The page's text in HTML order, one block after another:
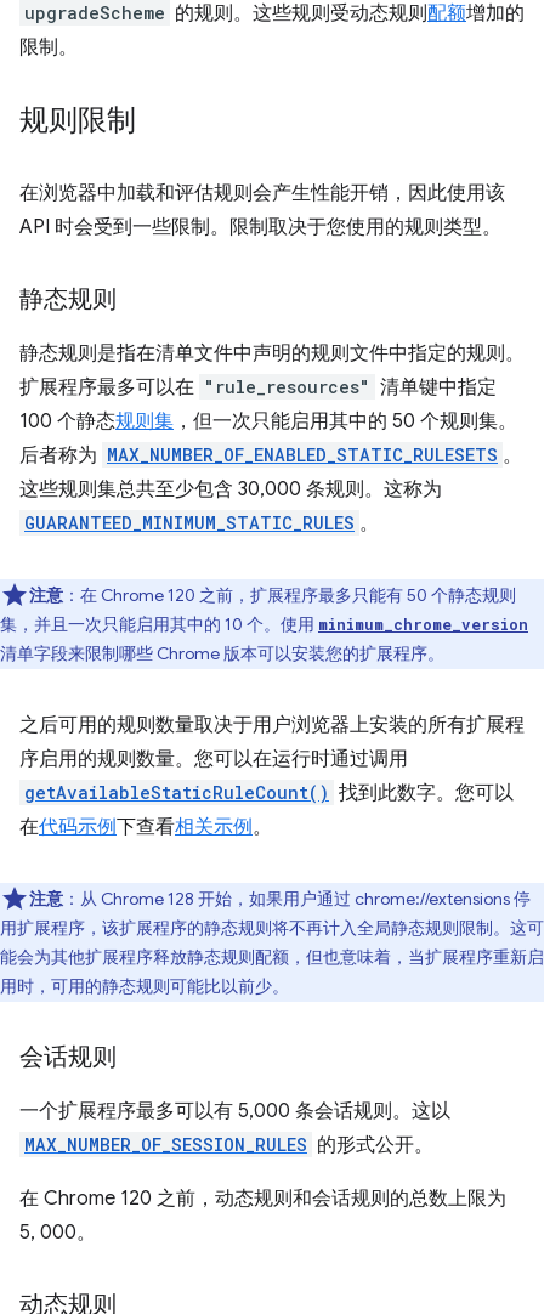
upgradeScheme 的规则。这些规则受动态规则配额增加的
限制。
规则限制
在浏览器中加载和评估规则会产生性能开销，因此使用该
API 时会受到一些限制。限制取决于您使用的规则类型。
静态规则
静态规则是指在清单文件中声明的规则文件中指定的规则。
扩展程序最多可以在 "rule_resources" 清单键中指定
100 个静态规则集 ，但一次只能启用其中的 50 个规则集。
后者称为 MAX_NUMBER_OF_ENABLED_STATIC_RULESETS 。
这些规则集总共至少包含 30,000 条规则。这称为
GUARANTEED_MINIMUM_STATIC_RULES 。
注意 ：在 Chrome 120 之前，扩展程序最多只能有 50 个静态规则
集，并且一次只能启用其中的 10 个。使用 minimum_chrome_version
清单字段来限制哪些 Chrome 版本可以安装您的扩展程序。
之后可用的规则数量取决于用户浏览器上安装的所有扩展程
序启用的规则数量。您可以在运行时通过调用
getAvailableStaticRuleCount() 找到此数字。您可以
在代码示例下查看相关示例。
注意 ：从 Chrome 128 开始，如果用户通过 chrome://extensions 停
用扩展程序，该扩展程序的静态规则将不再计入全局静态规则限制。这可
能会为其他扩展程序释放静态规则配额，但也意味着，当扩展程序重新启
用时，可用的静态规则可能比以前少。
会话规则
一个扩展程序最多可以有 5,000 条会话规则。这以
MAX_NUMBER_OF_SESSION_RULES 的形式公开。
在 Chrome 120 之前，动态规则和会话规则的总数上限为
5, 000。
动态规则